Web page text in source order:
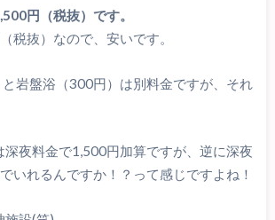
円（税抜）です。
税抜）なので、安いです。
岩盤浴（300円）は別料金ですが、それ
深夜料金で1,500円加算ですが、逆に深夜
いれるんですか！？って感じですよね！